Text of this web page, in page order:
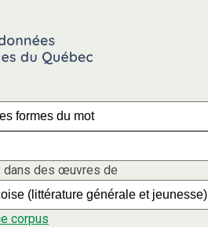
dans des œuvres de
corpus